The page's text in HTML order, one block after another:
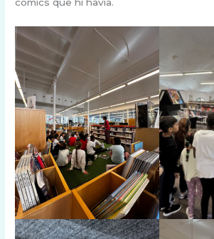
còmics que hi havia.